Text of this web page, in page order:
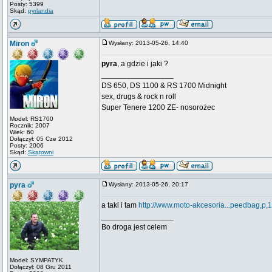
Posty: 5399
Skąd: pyrlandia
Miron
Model: RS1700
Rocznik: 2007
Wiek: 60
Dołączył: 05 Cze 2012
Posty: 2006
Skąd: Skątowni
Wysłany: 2013-05-26, 14:40
pyra, a gdzie i jaki ?
DS 650, DS 1100 & RS 1700 Midnight
sex, drugs & rock n roll
Super Tenere 1200 ZE- nosorożec
pyra
Model: SYMPATYK
Dołączył: 08 Gru 2011
Wysłany: 2013-05-26, 20:17
a taki i tam http://www.moto-
Bo droga jest celem